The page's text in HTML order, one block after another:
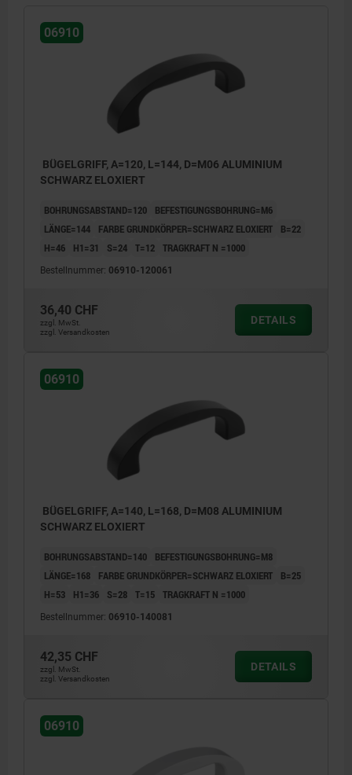
06910
BÜGELGRIFF, A=120, L=144, D=M06 ALUMINIUM
SCHWARZ ELOXIERT
BOHRUNGSABSTAND=120
BEFESTIGUNGSBOHRUNG=M6
LÄNGE=144
FARBE GRUNDKÖRPER=SCHWARZ ELOXIERT
B=22
H=46
H1=31 S=24 T=12 TRAGKRAFT N =1000
Bestellnummer: 06910-120061
36,40 CHF
zzgl. MwSt.
zzgl. Versandkosten
DETAILS
06910
BÜGELGRIFF, A=140, L=168, D=M08 ALUMINIUM
SCHWARZ ELOXIERT
BOHRUNGSABSTAND=140
BEFESTIGUNGSBOHRUNG=M8
LÄNGE=168
FARBE GRUNDKÖRPER=SCHWARZ ELOXIERT
B=25
H=53
H1=36 S=28 T=15 TRAGKRAFT N =1000
Bestellnummer: 06910-140081
42,35 CHF
zzgl. MwSt.
zzgl. Versandkosten
DETAILS
06910